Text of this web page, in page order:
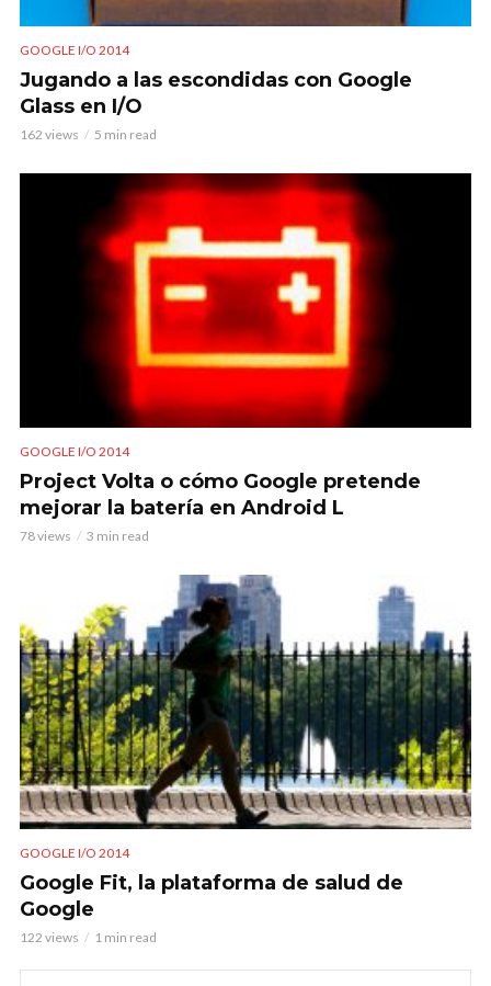
GOOGLE I/O 2014
Jugando a las escondidas con Google
Glass en I/O
162 views 5 min read
GOOGLE I/O 2014
Project Volta o cómo Google pretende
mejorar la batería en Android L
78 views 3 min read
GOOGLE I/O 2014
Google Fit, la plataforma de salud de
Google
122 views 1 min read